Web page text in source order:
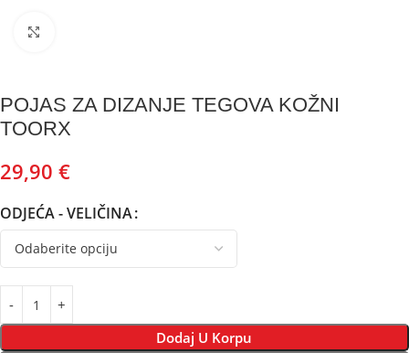
POJAS ZA DIZANJE TEGOVA KOŽNI
TOORX
29,90 €
ODJEĆA - VELIČINA
Dodaj U Korpu